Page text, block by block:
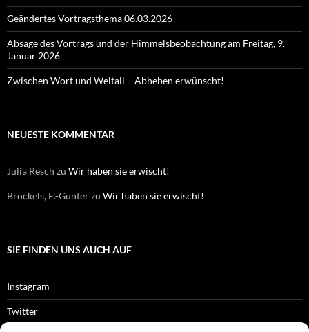
Geändertes Vortragsthema 06.03.2026
Absage des Vortrags und der Himmelsbeobachtung am Freitag, 9.
Januar 2026
Zwischen Wort und Weltall – Abheben erwünscht!
NEUESTE KOMMENTAR
Julia Resch zu Wir haben sie erwischt!
Bröckels, E.-Günterzu Wir haben sie erwischt!
SIE FINDEN UNS AUCH AUF
Instagram
Twitter